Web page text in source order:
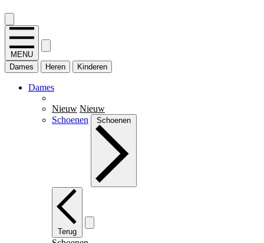
MENU
Dames
Heren Kinderen
Dames
Nieuw Nieuw
Schoenen
Schoenen
Terug